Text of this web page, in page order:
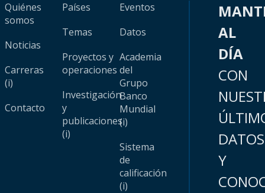
Quiénes
somos
Noticias
Carreras
(i)
Contacto
Países
Temas
Proyectos y
operaciones
Investigación
y
publicaciones
(i)
Eventos
Datos
Academia
del
Grupo
Banco
Mundial
(i)
Sistema
de
calificación
(i)
AL
DÍA
CON
DATOS
Y